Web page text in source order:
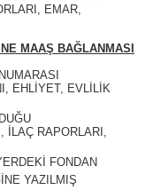
EMAR,
MAAŞ BAĞLANMASI
EHLİYET, EVLİLİK
İLAÇ RAPORLARI,
FONDAN
YAZILMIŞ